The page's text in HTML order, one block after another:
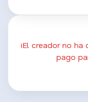
¡El creador no
pago